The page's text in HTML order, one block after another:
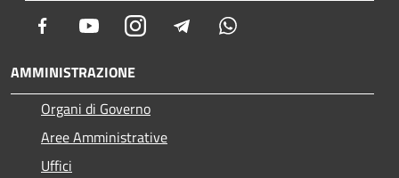
Facebook YoutubeInstagram Telegram
AMMINISTRAZIONE
Organi di Governo
Aree Amministrative
Uffici